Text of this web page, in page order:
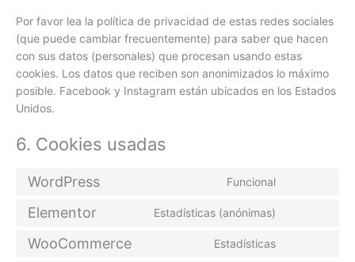
Por favor lea la política de privacidad de estas redes sociales
(que puede cambiar frecuentemente) para saber que hacen
con sus datos (personales) que procesan usando estas
cookies. Los datos que reciben son anonimizados lo máximo
posible. Facebook y Instagram están ubicados en los Estados
Unidos.
6. Cookies usadas
WordPress Funcional
Elementor Estadísticas (anónimas)
WooCommerce Estadísticas